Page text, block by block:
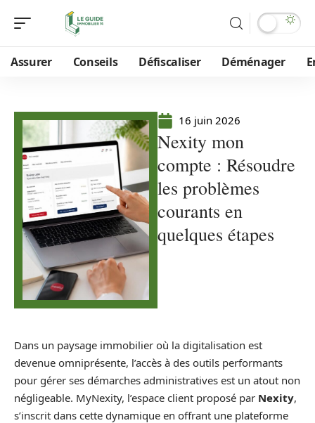
Assurer Conseils Défiscaliser Déménager
16 juin 2026
Nexity mon
compte : Résoudre
les problèmes
courants en
quelques étapes
Dans un paysage immobilier où la digitalisation est
devenue omniprésente, l’accès à des outils performants
pour gérer ses démarches administratives est un atout non
négligeable. MyNexity, l’espace client proposé par Nexity,
s’inscrit dans cette dynamique en offrant une plateforme